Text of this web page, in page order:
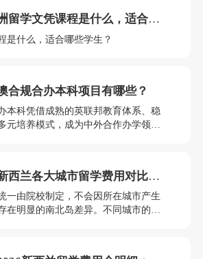
留学文凭课程是什么，适合哪
是什么，适合哪些学生？
合规合办本科项目有哪些？
本科凭借成熟的英联邦教育体系、稳
元培养模式，成为中外合作办学领域
西兰各大城市留学费用对比：
一目了然
一由院校制定，不会因所在城市产生
在明显的南北岛差异。不同城市的房